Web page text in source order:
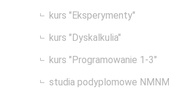
kurs "Eksperymenty"
kurs "Dyskalkulia"
kurs "Programowanie 1-3"
studia podyplomowe NMNM